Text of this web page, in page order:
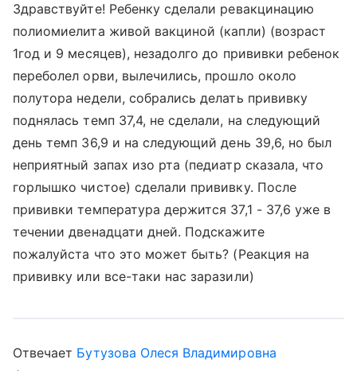
Здравствуйте! Ребенку сделали ревакцинацию
полиомиелита живой вакциной (капли) (возраст
1год и 9 месяцев), незадолго до прививки ребенок
переболел орви, вылечились, прошло около
полутора недели, собрались делать прививку
поднялась темп 37,4, не сделали, на следующий
день темп 36,9 и на следующий день 39,6, но был
неприятный запах изо рта (педиатр сказала, что
горлышко чистое) сделали прививку. После
прививки температура держится 37,1 - 37,6 уже в
течении двенадцати дней. Подскажите
пожалуйста что это может быть? (Реакция на
прививку или все-таки нас заразили)
Отвечает Бутузова Олеся Владимировна